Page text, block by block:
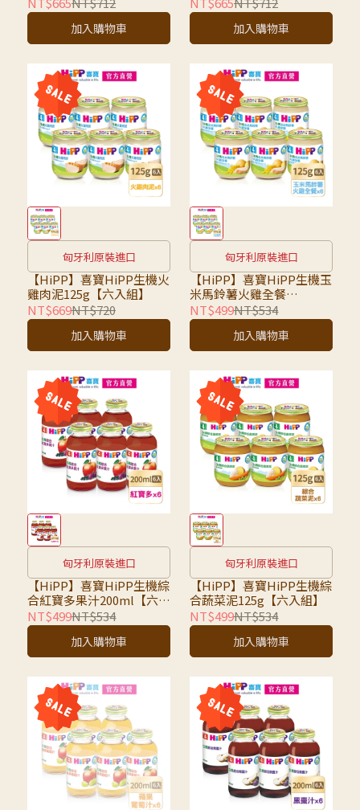
宅配
加入購物車
選宅配
加入購物車
匈牙利原裝進口
【HiPP】喜寶HiPP生機火
雞肉泥125g【六入組】
NT$669NT$720
加入購物車
匈牙利原裝進口
【HiPP】喜寶HiPP生機玉
米馬鈴薯火雞全餐
125g【六入組】
NT$499NT$534
加入購物車
匈牙利原裝進口
【HiPP】喜寶HiPP生機綜
合紅寶多果汁200ml【六入
組】
NT$499NT$534
加入購物車
匈牙利原裝進口
【HiPP】喜寶HiPP生機綜
合蔬菜泥125g【六入組】
NT$499NT$534
加入購物車